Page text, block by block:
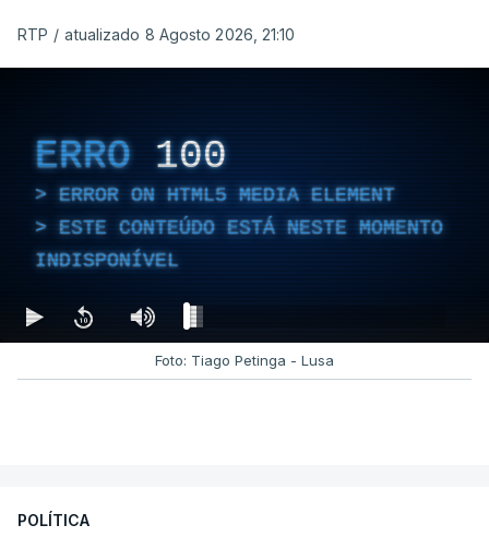
RTP / atualizado 8 Agosto 2026, 21:10
ERRO 100
ERROR ON HTML5 MEDIA ELEMENT
ESTE CONTEÚDO ESTÁ NESTE MOMENTO
INDISPONÍVEL
Foto: Tiago Petinga - Lusa
POLÍTICA